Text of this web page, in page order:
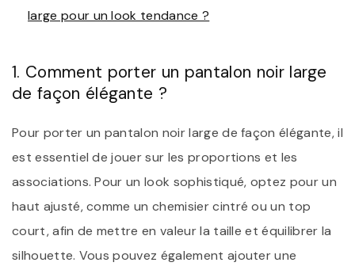
large pour un look tendance ?
1. Comment porter un pantalon noir large
de façon élégante ?
Pour porter un pantalon noir large de façon élégante, il
est essentiel de jouer sur les proportions et les
associations. Pour un look sophistiqué, optez pour un
haut ajusté, comme un chemisier cintré ou un top
court, afin de mettre en valeur la taille et équilibrer la
silhouette. Vous pouvez également ajouter une